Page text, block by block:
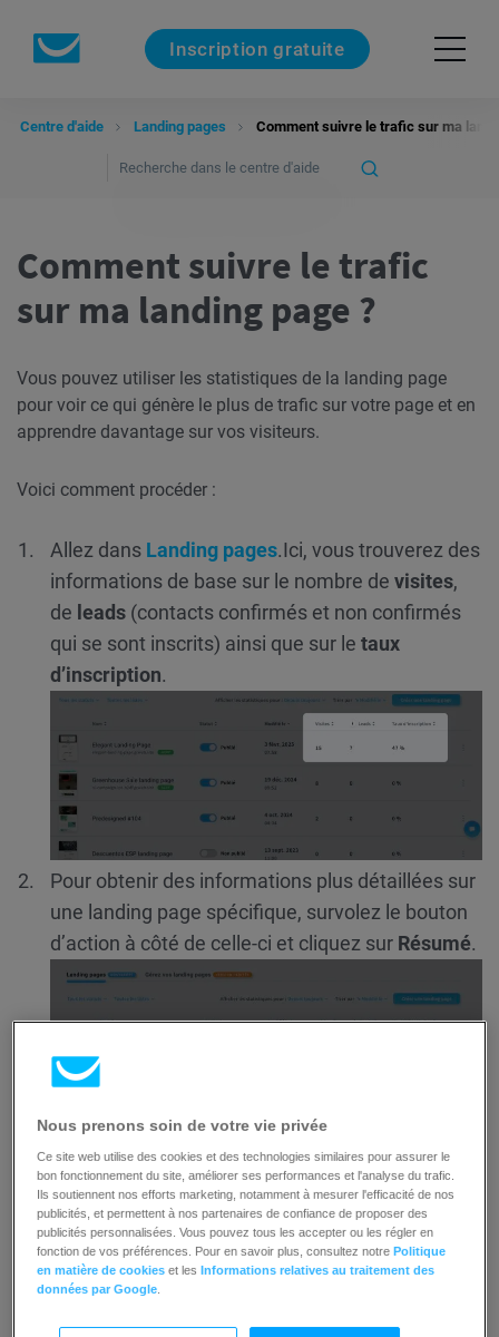
Inscription gratuite
Centre d'aide Landing pages Comment suivre le trafic sur ma
Comment suivre le trafic
sur ma landing page ?
Vous pouvez utiliser les statistiques de la landing page
pour voir ce qui génère le plus de trafic sur votre page et en
apprendre davantage sur vos visiteurs.
Voici comment procéder :
Allez dans Landing pages.Ici, vous trouverez des
informations de base sur le nombre de visites,
de leads (contacts confirmés et non confirmés
qui se sont inscrits) ainsi que sur le taux
d’inscription.
Pour obtenir des informations plus détaillées sur
une landing page spécifique, survolez le bouton
d’action à côté de celle-ci et cliquez sur Résumé.
Sur l’écranRésumé, vous pouvez affiner les
données affichées en sélectionnant lespages
lesappareils, lelieuet lapériode:
Nous prenons soin de votre vie privée
Ce site web utilise des cookies et des technologies similaires pour assurer le
bon fonctionnement du site, améliorer ses performances et l'analyse du trafic.
Ils soutiennent nos efforts marketing, notamment à mesurer l'efficacité de nos
publicités, et permettent à nos partenaires de confiance de proposer des
publicités personnalisées. Vous pouvez tous les accepter ou les régler en
fonction de vos préférences. Pour en savoir plus, consultez notrePolitique
en matière de cookies et lesInformations relatives au traitement des
données par Google